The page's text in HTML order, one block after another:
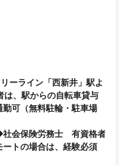
ーライン「西新井」駅よ
、駅からの自転車貸与
可（無料駐輪・駐車場
社会保険労務士 有資格者
トの場合は、経験必須